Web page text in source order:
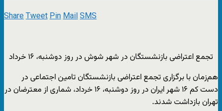
ShareTweetPinMailSMS
تجمع اعتراضی بازنشستگان در شهر شوش در روز دوشنبه، ۱۶ خرداد
هم‌زمان با برگزاری تجمع اعتراضی بازنشستگان تامین اجتماعی در
دست کم ۱۶ شهر ایران در روز دوشنبه، ۱۶ خرداد، شماری از معترضان در
تهران بازداشت شدند.